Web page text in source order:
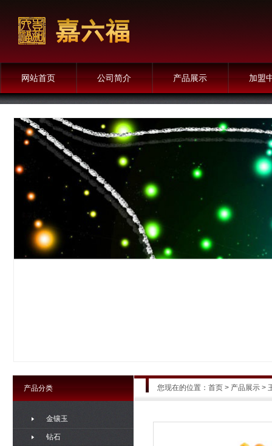
网站首页 公司简介 产品展示 加盟
您现在的位置： 首页 > 产品展示 >
产品分类
金镶玉
钻石